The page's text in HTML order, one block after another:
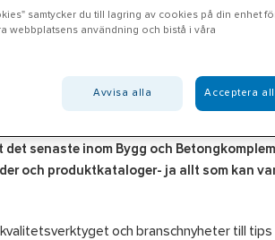
det senaste inom Bygg och
och produktkataloger- ja allt som kan
och branschnyheter till tips
samtycker du till lagring av cookies på din enhet
webbplatsens användning och bistå i våra
Avvisa alla Acceptera